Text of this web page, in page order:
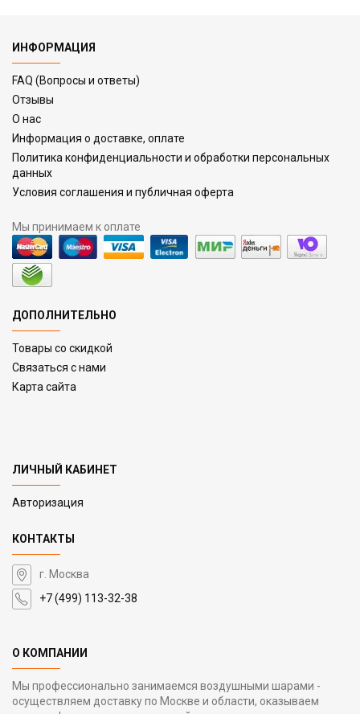
ИНФОРМАЦИЯ
FAQ (Вопросы и ответы)
Отзывы
О нас
Информация о доставке, оплате
Политика конфиденциальности и обработки персональных
данных
Условия соглашения и публичная оферта
Мы принимаем к оплате
ДОПОЛНИТЕЛЬНО
Товары со скидкой
Связаться с нами
Карта сайта
ЛИЧНЫЙ КАБИНЕТ
Авторизация
КОНТАКТЫ
г. Москва
+7 (499) 113-32-38
О КОМПАНИИ
Мы профессионально занимаемся воздушными шарами -
осуществляем доставку по Москве и области, оказываем